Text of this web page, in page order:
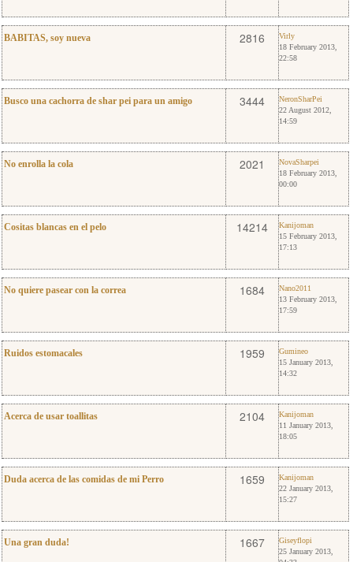
BABITAS, soy nueva Virly2816
Virly
18 February 2013,
22:58
Busco una cachorra de shar pei para un amigo NeronSharPei
3444
NeronSharPei
22 August 2012,
14:59
No enrolla la cola NovaSharpei
2021
NovaSharpei
18 February 2013,
00:00
Cositas blancas en el pelo Kanijoman
14214
Kanijoman
15 February 2013,
17:13
No quiere pasear con la correa Nano2011
1684
Nano2011
13 February 2013,
17:59
Ruidos estomacales Gumineo
1959
Gumineo
15 January 2013,
14:32
Acerca de usar toallitas Kanijoman
2104
Kanijoman
11 January 2013,
18:05
Duda acerca de las comidas de mi Perro Kanijoman
1659
Kanijoman
22 January 2013,
15:27
Una gran duda! Giseyflopi
1667
Giseyflopi
25 January 2013,